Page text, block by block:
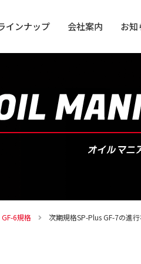
インナップ
オイル
会社案内 お知
6規格 次期規格SP-Plus GF-7の進